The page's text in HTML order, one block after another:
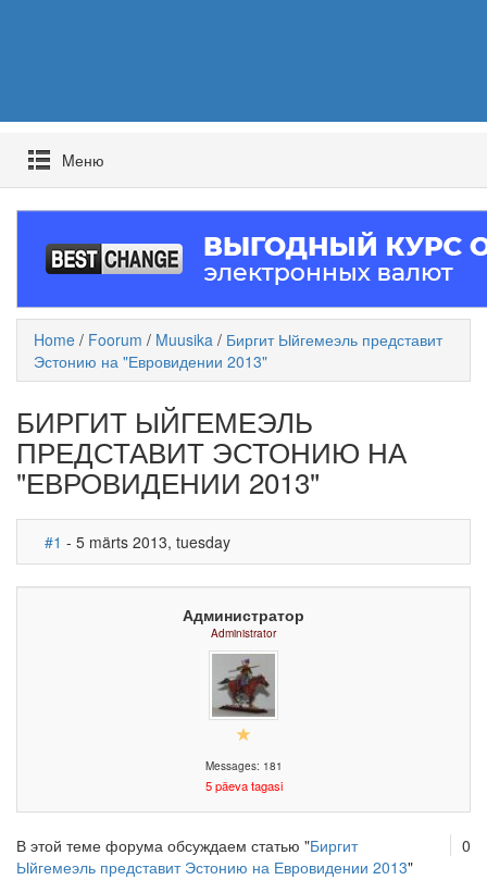
Mеню
Home / Foorum / Muusika / Биргит Ыйгемеэль представит
Эстонию на "Евровидении 2013"
БИРГИТ ЫЙГЕМЕЭЛЬ
ПРЕДСТАВИТ ЭСТОНИЮ НА
"ЕВРОВИДЕНИИ 2013"
#1 - 5 märts 2013, tuesday
Администратор
Administrator
Messages: 181
5 päeva tagasi
0
В этой теме форума обсуждаем статью "Биргит
Ыйгемеэль представит Эстонию на Евровидении 2013"